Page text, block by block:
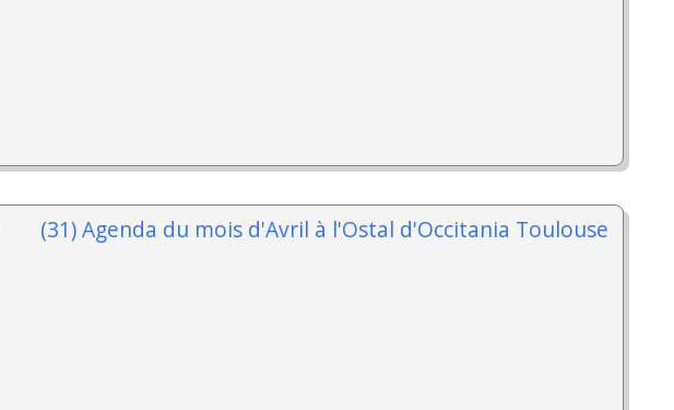
(31) Agenda du mois d'Avril à l'Ostal d'Occitania Toulouse